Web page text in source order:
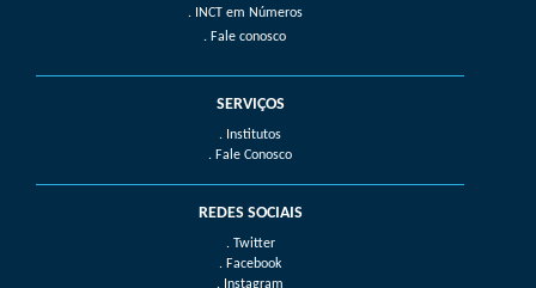
INCT em Números
Fale conosco
SERVIÇOS
. Institutos
. Fale Conosco
REDES SOCIAIS
. Twitter
. Facebook
. Instagram